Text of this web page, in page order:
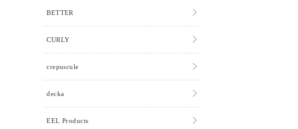
BETTER
CURLY
crepuscule
decka
EEL Products